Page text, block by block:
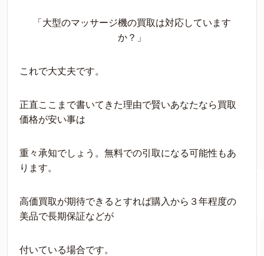
「大型のマッサージ機の買取は対応しています
か？」
これで大丈夫です。
正直ここまで書いてきた理由で賢いあなたなら買取
価格が安い事は
重々承知でしょう。無料での引取になる可能性もあ
ります。
高価買取が期待できるとすれば購入から３年程度の
美品で長期保証などが
付いている場合です。